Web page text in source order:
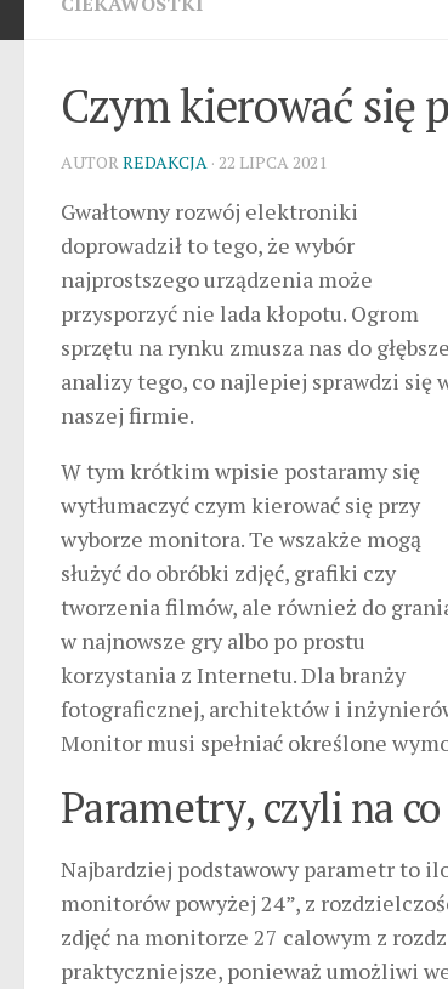
Czym kierować się
AUTOR REDAKCJA · 22 LIPCA 2021
Gwałtowny rozwój elektroniki
doprowadził to tego, że wybór
najprostszego urządzenia może
przysporzyć nie lada kłopotu. Ogrom
sprzętu na rynku zmusza nas do
analizy tego, co najlepiej sprawdzi się
naszej firmie.
W tym krótkim wpisie postaramy się
wytłumaczyć czym kierować się przy
wyborze monitora. Te wszakże mogą
służyć do obróbki zdjęć, grafiki czy
tworzenia filmów, ale również do
w najnowsze gry albo po prostu
korzystania z Internetu. Dla branży
fotograficznej, architektów i
Monitor musi spełniać określone
Parametry, czyli na
Najbardziej podstawowy parametr to
monitorów powyżej 24”, z
zdjęć na monitorze 27 calowym z
praktyczniejsze, ponieważ umożliwi